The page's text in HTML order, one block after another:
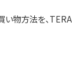
物方法を、